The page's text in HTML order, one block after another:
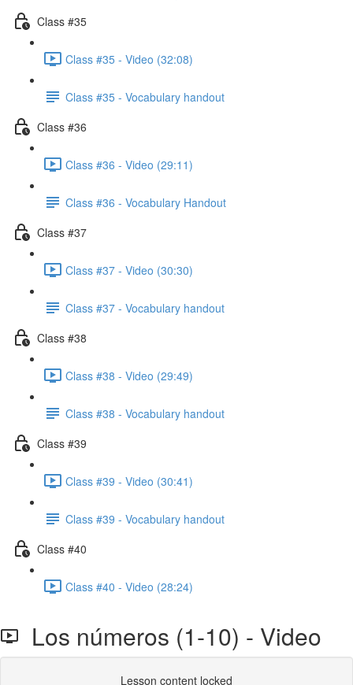
Class #35
Class #35 - Video (32:08)
Class #35 - Vocabulary handout
Class #36
Class #36 - Video (29:11)
Class #36 - Vocabulary Handout
Class #37
Class #37 - Video (30:30)
Class #37 - Vocabulary handout
Class #38
Class #38 - Video (29:49)
Class #38 - Vocabulary handout
Class #39
Class #39 - Video (30:41)
Class #39 - Vocabulary handout
Class #40
Class #40 - Video (28:24)
Los números (1-10) - Video
Lesson content locked